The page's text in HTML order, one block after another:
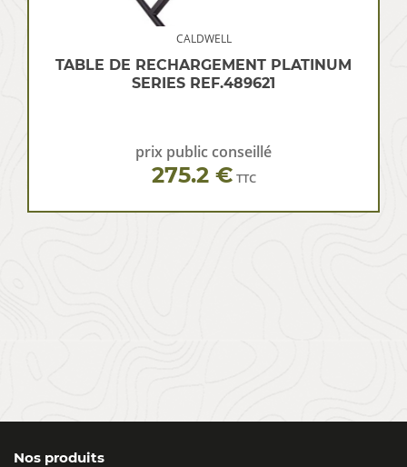
CALDWELL
TABLE DE RECHARGEMENT PLATINUM
SERIES REF.489621
prix public conseillé
275.2 € TTC
Nos produits